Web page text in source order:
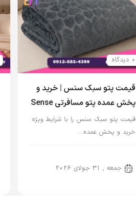
0 دیدگاه
قیمت پتو سبک سنس | خرید و
پخش عمده پتو مسافرتی Sense
قیمت پتو سبک سنس را با شرایط ویژه
خرید و پخش عمده…
جمعه , 31 جولای 2026